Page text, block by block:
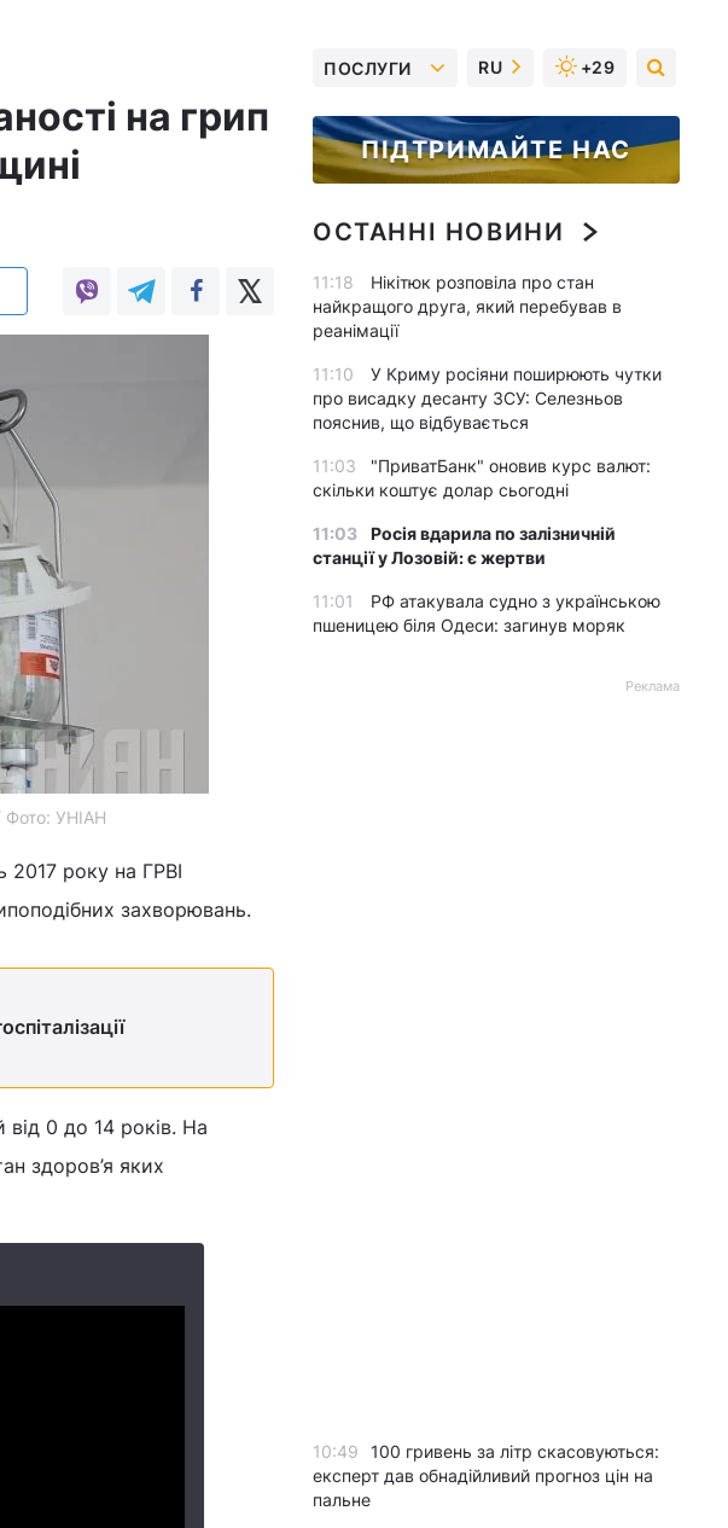
на грип
Фото: УНІАН
2017 року на ГРВІ
захворювань.
0 до 14 років. На
здоров’я яких
ПОСЛУГИ RU +29
ПІДТРИМАЙТЕ НАС
ОСТАННІ НОВИНИ
11:18
Нікітюк розповіла про стан
найкращого друга, який перебував в
реанімації
11:10
У Криму росіяни поширюють чутки
про висадку десанту ЗСУ: Селезньов
пояснив, що відбувається
11:03
"ПриватБанк" оновив курс валют:
скільки коштує долар сьогодні
11:03
Росія вдарила по залізничній
станції у Лозовій: є жертви
11:01
РФ атакувала судно з українською
пшеницею біля Одеси: загинув моряк
Реклама
10:49
100 гривень за літр скасовуються:
експерт дав обнадійливий прогноз цін на
пальне